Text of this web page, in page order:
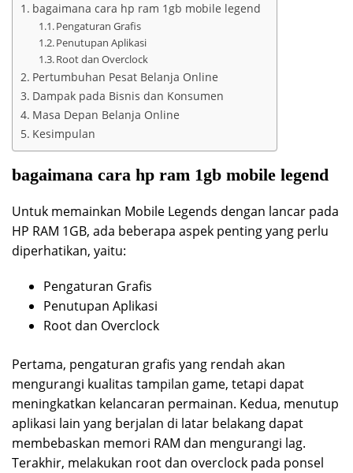
bagaimana cara hp ram 1gb mobile legend
Pengaturan Grafis
Penutupan Aplikasi
Root dan Overclock
Pertumbuhan Pesat Belanja Online
Dampak pada Bisnis dan Konsumen
Masa Depan Belanja Online
Kesimpulan
bagaimana cara hp ram 1gb mobile legend
Untuk memainkan Mobile Legends dengan lancar pada
HP RAM 1GB, ada beberapa aspek penting yang perlu
diperhatikan, yaitu:
Pengaturan Grafis
Penutupan Aplikasi
Root dan Overclock
Pertama, pengaturan grafis yang rendah akan
mengurangi kualitas tampilan game, tetapi dapat
meningkatkan kelancaran permainan. Kedua, menutup
aplikasi lain yang berjalan di latar belakang dapat
membebaskan memori RAM dan mengurangi lag.
Terakhir, melakukan root dan overclock pada ponsel